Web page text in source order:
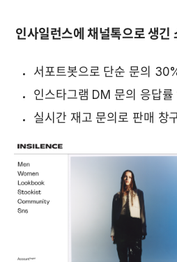
인사일런스에 채널톡으로 생긴
서포트봇으로 단순 문의
인스타그램 DM 문의 응답률
실시간 재고 문의로 판매 창